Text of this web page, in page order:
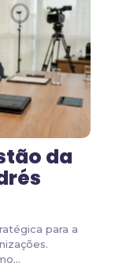
da
para a